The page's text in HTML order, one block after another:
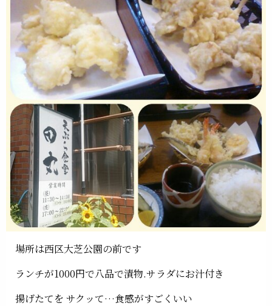
場所は西区大芝公園の前です
ランチが1000円で八品で漬物.サラダにお汁付き
揚げたてを サクッて…食感がすごくいい